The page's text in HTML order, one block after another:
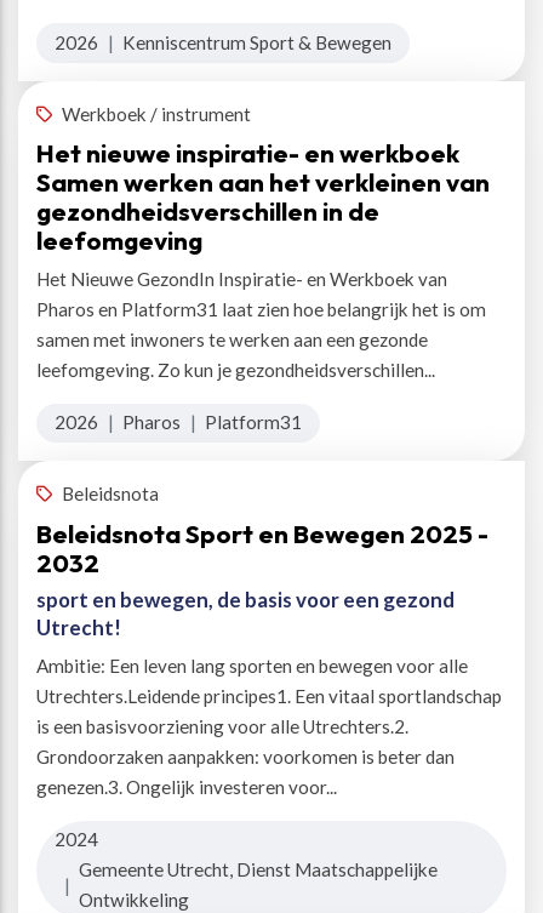
2026 | Kenniscentrum Sport & Bewegen
Werkboek / instrument
Het nieuwe inspiratie- en werkboek
Samen werken aan het verkleinen van
gezondheidsverschillen in de
leefomgeving
Het Nieuwe GezondIn Inspiratie- en Werkboek van
Pharos en Platform31 laat zien hoe belangrijk het is om
samen met inwoners te werken aan een gezonde
leefomgeving. Zo kun je gezondheidsverschillen...
2026 | Pharos | Platform31
Beleidsnota
Beleidsnota Sport en Bewegen 2025 -
2032
sport en bewegen, de basis voor een gezond
Utrecht!
Ambitie: Een leven lang sporten en bewegen voor alle
Utrechters.Leidende principes1. Een vitaal sportlandschap
is een basisvoorziening voor alle Utrechters.2.
Grondoorzaken aanpakken: voorkomen is beter dan
genezen.3. Ongelijk investeren voor...
2024
|
Gemeente Utrecht, Dienst Maatschappelijke
Ontwikkeling